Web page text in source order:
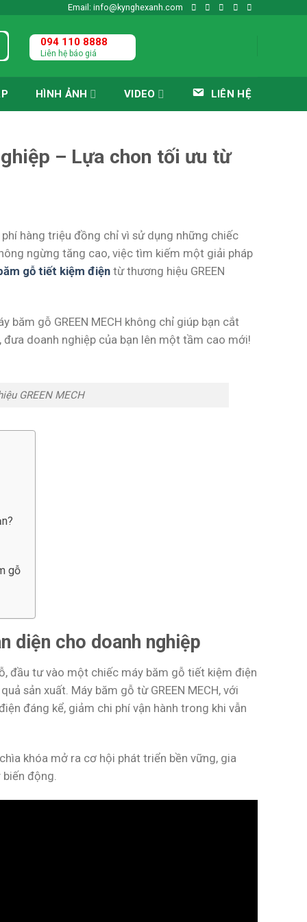
Email: info@kynghexanh.com
094 110 8888
Liên hệ báo giá
HÌNH ẢNH VIDEO LIÊN HỆ
– Lựa chon tối ưu từ
hàng triệu đồng chỉ vì sử dụng những chiếc
ngừng tăng cao, việc tìm kiếm một giải pháp
gỗ tiết kiệm điệntừ thương hiệu GREEN
gỗ GREEN MECH không chỉ giúp bạn cắt
doanh nghiệp của bạn lên một tầm cao mới!
GREEN MECH
gỗ
diện cho doanh nghiệp
đầu tư vào một chiếc máy băm gỗ tiết kiệm điện
sản xuất. Máy băm gỗ từ GREEN MECH, với
đáng kể, giảm chi phí vận hành trong khi vẫn
khóa mở ra cơ hội phát triển bền vững, gia
động.